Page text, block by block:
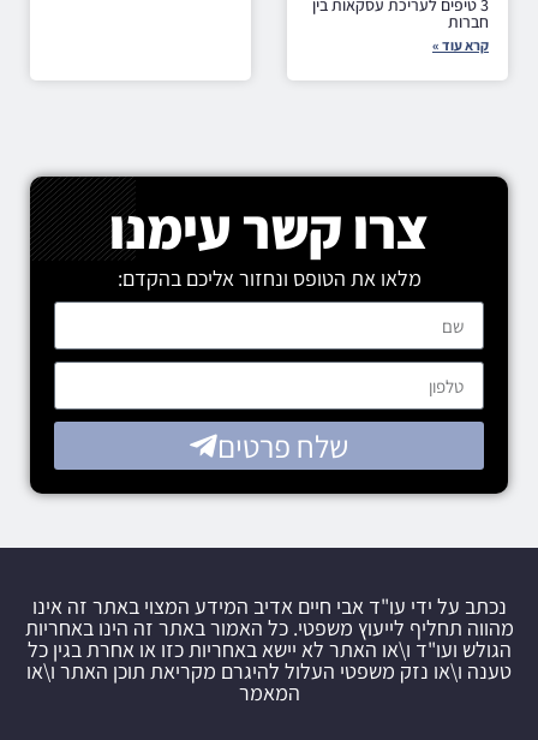
3 טיפים לעריכת עסקאות בין
חברות
קרא עוד »
צרו קשר עימנו
מלאו את הטופס ונחזור אליכם בהקדם:
שלח פרטים
נכתב על ידי עו"ד אבי חיים אדיב המידע המצוי באתר זה אינו
מהווה תחליף לייעוץ משפטי. כל האמור באתר זה הינו באחריות
הגולש ועו"ד ו\או האתר לא יישא באחריות כזו או אחרת בגין כל
טענה ו\או נזק משפטי העלול להיגרם מקריאת תוכן האתר ו\או
המאמר